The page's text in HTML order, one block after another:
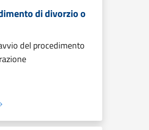
di divorzio o
del procedimento